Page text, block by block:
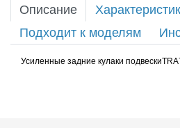
Описание
Подходит к моделям
Усиленные задние кулаки